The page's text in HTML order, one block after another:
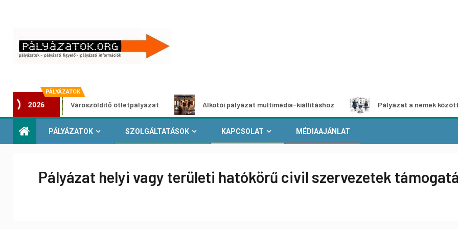
PÁLYÁZATOK
2026Városzöldítő ötletpályázat Alkotói pályázat multimédia-kiállításhoz Pályázat a nemek közötti
PÁLYÁZATOK SZOLGÁLTATÁSOK KAPCSOLAT MÉDIAAJÁNLAT
Pályázat helyi vagy területi hatókörű civil szervezetek